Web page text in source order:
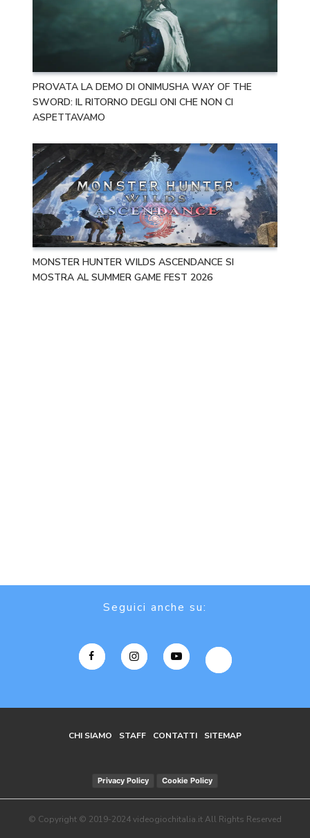
PROVATA LA DEMO DI ONIMUSHA WAY OF THE
SWORD: IL RITORNO DEGLI ONI CHE NON CI
ASPETTAVAMO
MONSTER HUNTER WILDS ASCENDANCE SI
MOSTRA AL SUMMER GAME FEST 2026
Seguici anche su:
CHI SIAMO STAFF CONTATTI SITEMAP
Privacy Policy Cookie Policy
© Copyright © 2019-2024 videogiochitalia.it All Rights Reserved